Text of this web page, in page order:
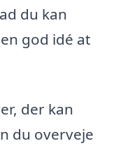
du kan
god idé at
der kan
du overveje